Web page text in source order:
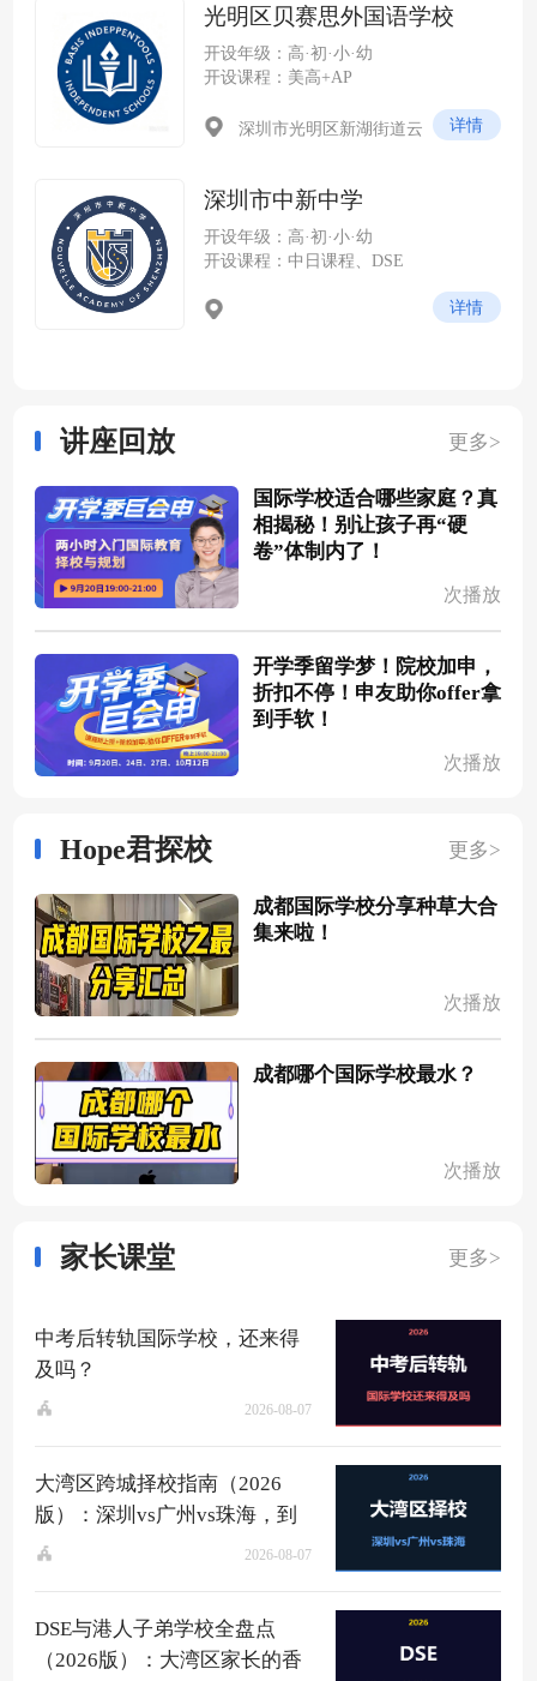
光明区贝赛思外国语学校
开设年级：高·初·小·幼
开设课程：美高+AP
深圳校区）
详情
深圳市中新中学
开设年级：高·初·小·幼
开设课程：中日课程、DSE
详情
讲座回放 更多>
国际学校适合哪些家庭？真
相揭秘！别让孩子再“硬
卷”体制内了！
次播放
开学季留学梦！院校加申，
折扣不停！申友助你offer拿
到手软！
次播放
Hope君探校 更多>
成都国际学校分享种草大合
集来啦！
次播放
成都哪个国际学校最水？
次播放
家长课堂 更多>
中考后转轨国际学校，还来得
及吗？
2026-08-07
大湾区跨城择校指南（2026
版）：深圳vs广州vs珠海，到
底该去哪？
2026-08-07
DSE与港人子弟学校全盘点
（2026版）：大湾区家长的香